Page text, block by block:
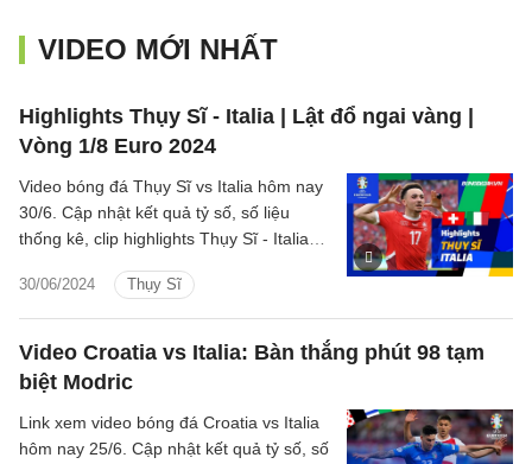
VIDEO MỚI NHẤT
Highlights Thụy Sĩ - Italia | Lật đổ ngai vàng |
Vòng 1/8 Euro 2024
30/06/2024 Thụy Sĩ
Video bóng đá Thụy Sĩ vs Italia hôm nay
30/6. Cập nhật kết quả tỷ số, số liệu
thống kê, clip highlights Thụy Sĩ - Italia
Video Croatia vs Italia: Bàn thắng phút 98 tạm
biệt Modric
Link xem video bóng đá Croatia vs Italia
hôm nay 25/6. Cập nhật kết quả tỷ số, số